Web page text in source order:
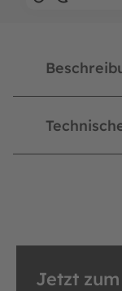
Jetzt